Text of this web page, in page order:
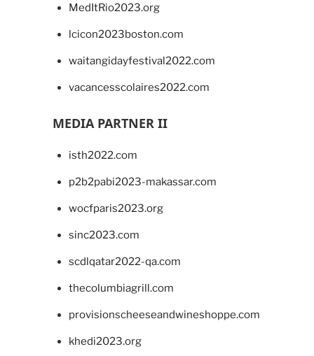
MedItRio2023.org
lcicon2023boston.com
waitangidayfestival2022.com
vacancesscolaires2022.com
MEDIA PARTNER II
isth2022.com
p2b2pabi2023-makassar.com
wocfparis2023.org
sinc2023.com
scdlqatar2022-qa.com
thecolumbiagrill.com
provisionscheeseandwineshoppe.com
khedi2023.org